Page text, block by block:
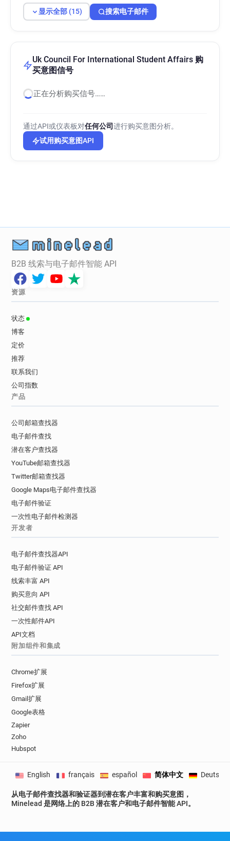
u***********@ukcisa.org.uk
d*****@ukcisa.org.uk
r********@ukcisa.org.uk
y*******@ukcisa.org.uk
g*********@ukcisa.org.uk
显示全部 (15) 搜索电子邮件
Uk Council For International Student Affairs 购
买意图信号
正在分析购买信号……
通过API或仪表板对任何公司进行购买意图分析。
试用购买意图API
B2B 线索与电子邮件智能 API
资源
状态
博客
定价
推荐
联系我们
公司指数
产品
公司邮箱查找器
电子邮件查找
潜在客户查找器
YouTube邮箱查找器
Twitter邮箱查找器
Google Maps电子邮件查找器
电子邮件验证
一次性电子邮件检测器
开发者
电子邮件查找器API
电子邮件验证 API
线索丰富 API
购买意向 API
社交邮件查找 API
一次性邮件API
API文档
附加组件和集成
Chrome扩展
Firefox扩展
Gmail扩展
Google表格
Zapier
Zoho
Hubspot
从电子邮件查找器和验证器到潜在客户丰富和购买意图，
Minelead 是网络上的 B2B 潜在客户和电子邮件智能 API。
English français español 简体中文 Deutsch